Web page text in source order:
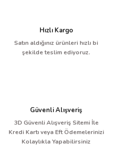
Hızlı Kargo
Satın aldığınız ürünleri hızlı bi
şekilde teslim ediyoruz.
Güvenli Alışveriş
3D Güvenli Alışveriş Sitemi İle
Kredi Kartı veya Eft Ödemelerinizi
Kolaylıkla Yapabilirsiniz